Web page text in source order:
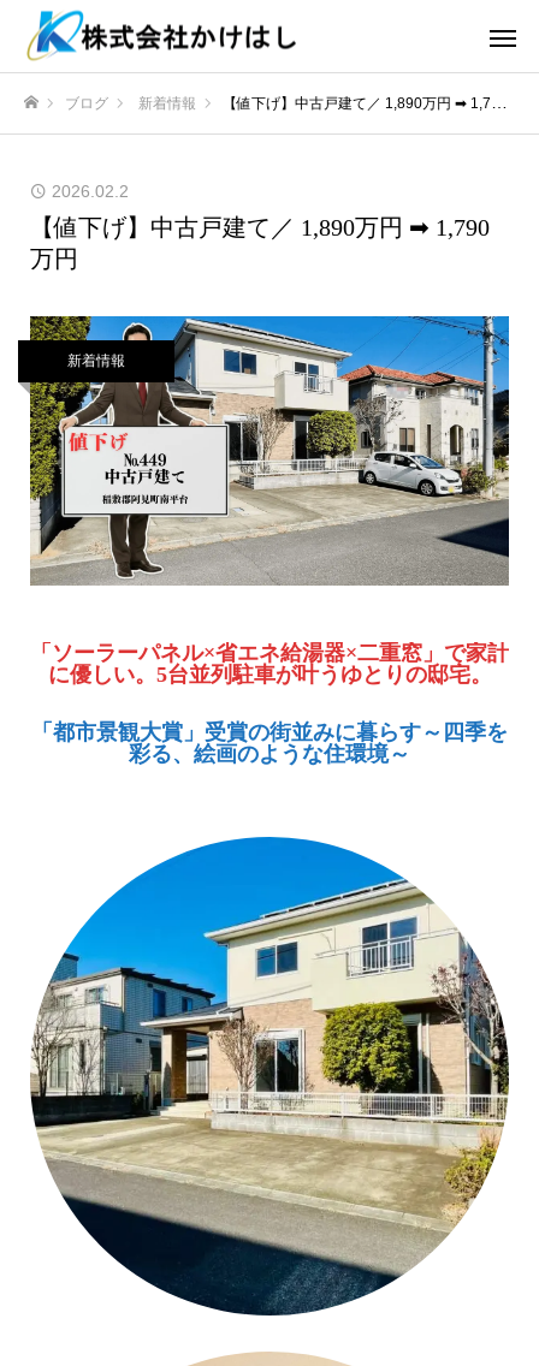
ブログ 新着情報 【値下げ】中古戸建て／ 1,890万円 ➡ 1,790万円
2026.02.2
【値下げ】中古戸建て／ 1,890万円 ➡ 1,790
万円
新着情報
「ソーラーパネル×省エネ給湯器×二重窓」で家計
に優しい。5台並列駐車が叶うゆとりの邸宅。
「都市景観大賞」受賞の街並みに暮らす～四季を
彩る、絵画のような住環境～